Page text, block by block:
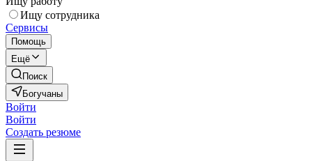
Ищу сотрудника
Сервисы
Помощь
Ещё
Поиск
Богучаны
Войти
Войти
Создать резюме